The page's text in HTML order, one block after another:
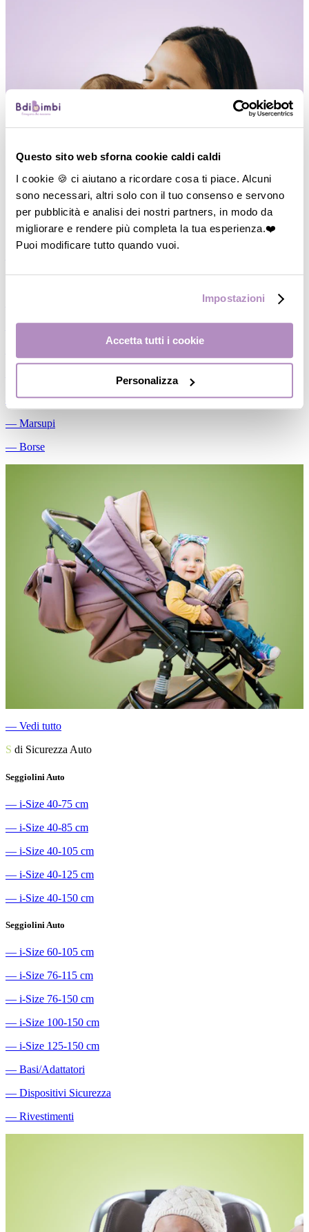
Questo sito web sforna cookie caldi caldi
I cookie 🍪 ci aiutano a ricordare cosa ti piace. Alcuni
sono necessari, altri solo con il tuo consenso e servono
per pubblicità e analisi dei nostri partners, in modo da
migliorare e rendere più completa la tua esperienza.❤️
Puoi modificare tutto quando vuoi.
Impostazioni
Accetta tutti i cookie
Personalizza
―Gemellari
― Marsupi
― Borse
― Vedi tutto
S di Sicurezza Auto
Seggiolini Auto
― i-Size 40-75 cm
― i-Size 40-85 cm
― i-Size 40-105 cm
― i-Size 40-125 cm
― i-Size 40-150 cm
Seggiolini Auto
― i-Size 60-105 cm
― i-Size 76-115 cm
― i-Size 76-150 cm
― i-Size 100-150 cm
― i-Size 125-150 cm
― Basi/Adattatori
― Dispositivi Sicurezza
― Rivestimenti